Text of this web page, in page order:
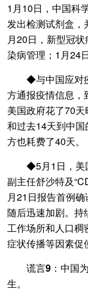
1月10日，中国科
发出检测试剂盒，
月20日，新型冠
染病管理；1月24
◆与中国应对疫
方通报疫情信息，
美国政府花了70
和过去14天到中
方也耗费了40天。
◆5月1日，美国
副主任舒沙特及
月21日报告首例
随后迅速加剧。持
工作场所和人口稠
症状传播等因素促
谎言9：中国
生。